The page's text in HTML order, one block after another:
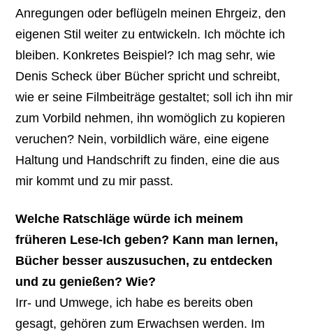
Anregungen oder beflügeln meinen Ehrgeiz, den
eigenen Stil weiter zu entwickeln. Ich möchte ich
bleiben. Konkretes Beispiel? Ich mag sehr, wie
Denis Scheck über Bücher spricht und schreibt,
wie er seine Filmbeiträge gestaltet; soll ich ihn mir
zum Vorbild nehmen, ihn womöglich zu kopieren
veruchen? Nein, vorbildlich wäre, eine eigene
Haltung und Handschrift zu finden, eine die aus
mir kommt und zu mir passt.
Welche Ratschläge würde ich meinem
früheren Lese-Ich geben? Kann man lernen,
Bücher besser auszusuchen, zu entdecken
und zu genießen? Wie?
Irr- und Umwege, ich habe es bereits oben
gesagt, gehören zum Erwachsen werden. Im